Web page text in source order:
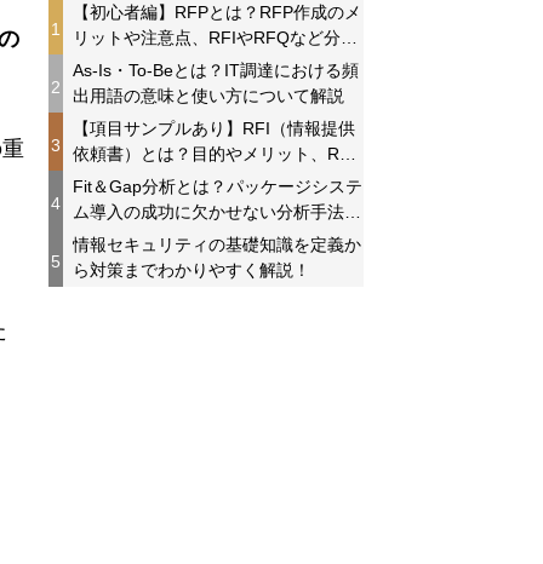
1
【初心者編】RFPとは？RFP作成のメ
リットや注意点、RFIやRFQなど分か
りやすく解説！
2
As-Is・To-Beとは？IT調達における頻
出用語の意味と使い方について解説
3
【項目サンプルあり】RFI（情報提供
依頼書）とは？目的やメリット、RFP
との違いを分かりやすく解説！
4
Fit＆Gap分析とは？パッケージシステ
ム導入の成功に欠かせない分析手法に
ついて解説
5
情報セキュリティの基礎知識を定義か
ら対策までわかりやすく解説！